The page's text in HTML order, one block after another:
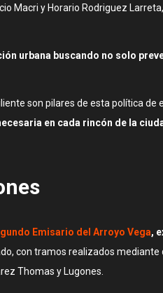
Macri y Horario Rodriguez
urbana buscando no solo
son pilares de esta política de
en cada rincón de la
Emisario del Arroyo Vega,
con tramos realizados
Thomas y Lugones.